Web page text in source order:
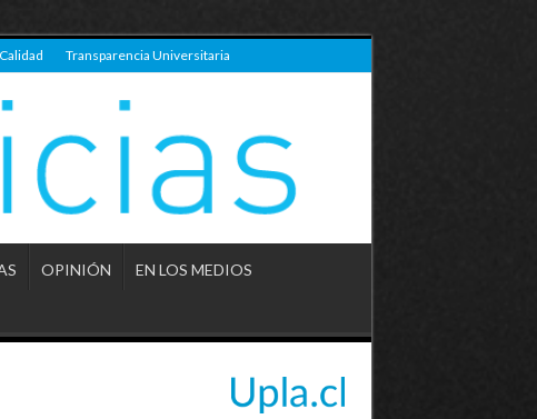
Transparencia Universitaria
OPINIÓN EN LOS MEDIOS